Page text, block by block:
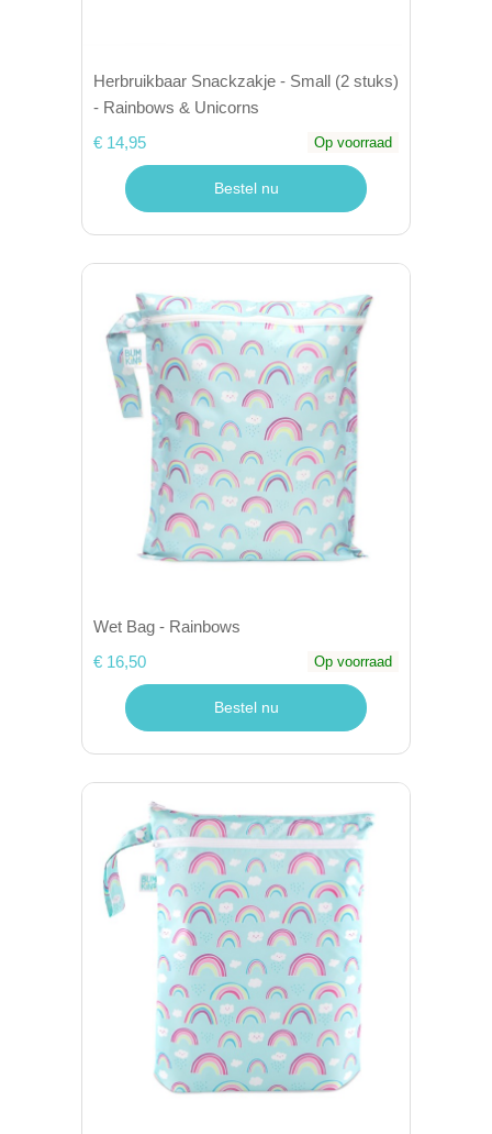
Herbruikbaar Snackzakje - Small (2 stuks)
- Rainbows & Unicorns
€ 14,95
Op voorraad
Bestel nu
Wet Bag - Rainbows
€ 16,50
Op voorraad
Bestel nu